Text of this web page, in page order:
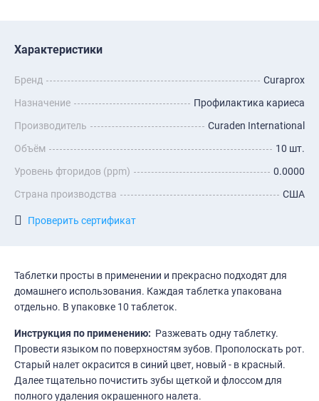
Характеристики
Бренд
Curaprox
Назначение
Профилактика кариеса
Производитель
Curaden International
Объём
10 шт.
Уровень фторидов (ppm)
0.0000
Страна производства
США
Проверить сертификат
Таблетки просты в применении и прекрасно подходят для
домашнего использования. Каждая таблетка упакована
отдельно. В упаковке 10 таблеток.
Инструкция по применению: Разжевать одну таблетку.
Провести языком по поверхностям зубов. Прополоскать рот.
Старый налет окрасится в синий цвет, новый - в красный.
Далее тщательно почистить зубы щеткой и флоссом для
полного удаления окрашенного налета.